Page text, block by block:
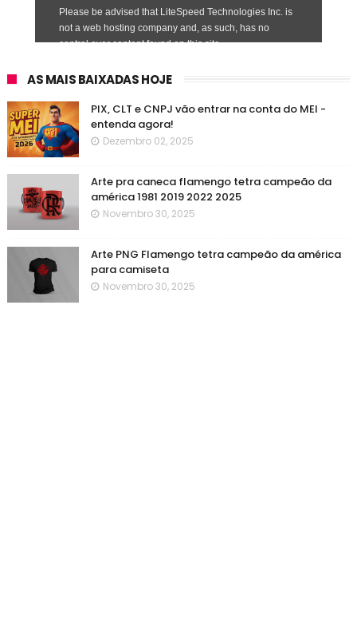
AS MAIS BAIXADAS HOJE
PIX, CLT e CNPJ vão entrar na conta do MEI -
entenda agora!
Dezembro 02, 2025
Arte pra caneca flamengo tetra campeão da
américa 1981 2019 2022 2025
Novembro 30, 2025
Arte PNG Flamengo tetra campeão da américa
para camiseta
Novembro 30, 2025